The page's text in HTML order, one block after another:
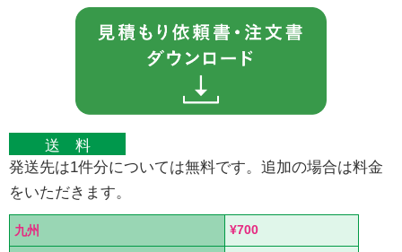
送 料
発送先は1件分については無料です。追加の場合は料金
をいただきます。
九州 ¥700